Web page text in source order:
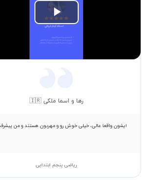
Play
Video
رها و اسما ملکی 🇮🇷
ایشون واقعا عالی، خیلی خوش رو و مهربون هستند و من
ریاضی پنجم ابتدایی